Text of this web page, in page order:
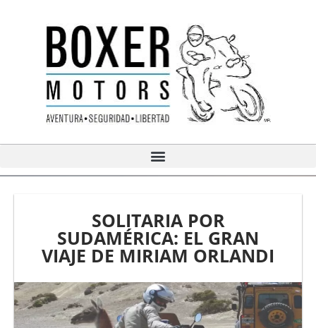
SOLITARIA POR
SUDAMÉRICA: EL GRAN
VIAJE DE MIRIAM ORLANDI